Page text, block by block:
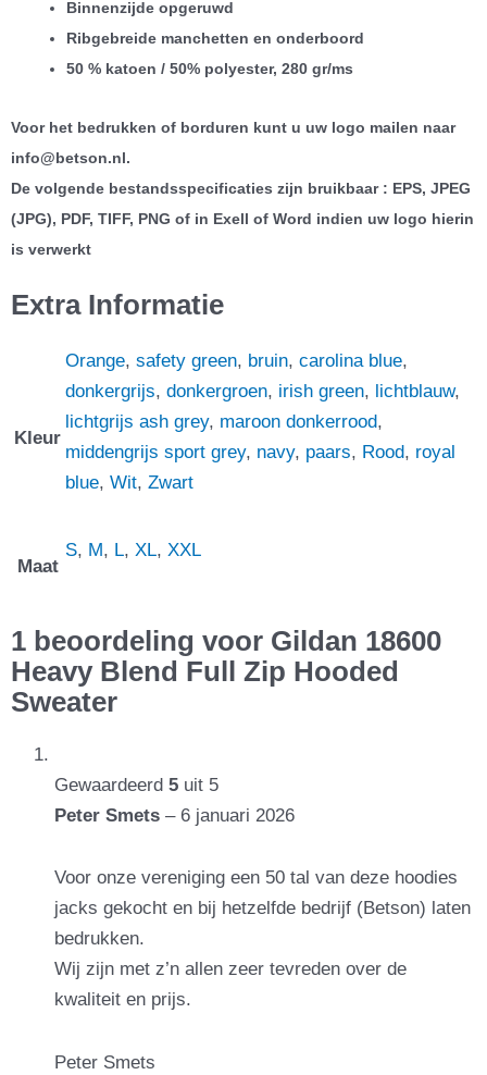
Binnenzijde opgeruwd
Ribgebreide manchetten en onderboord
50 % katoen / 50% polyester, 280 gr/ms
Voor het bedrukken of borduren kunt u uw logo mailen naar
info@betson.nl.
De volgende bestandsspecificaties zijn bruikbaar : EPS, JPEG
(JPG), PDF, TIFF, PNG of in Exell of Word indien uw logo hierin
is verwerkt
Extra Informatie
Kleur
Orange, safety green, bruin, carolina blue,
donkergrijs, donkergroen, irish green, lichtblauw,
lichtgrijs ash grey, maroon donkerrood,
middengrijs sport grey, navy, paars, Rood, royal
blue, Wit, Zwart
Maat
S, M, L, XL, XXL
1 beoordeling voor Gildan 18600
Heavy Blend Full Zip Hooded
Sweater
Gewaardeerd 5 uit 5
Peter Smets – 6 januari 2026
Voor onze vereniging een 50 tal van deze hoodies
jacks gekocht en bij hetzelfde bedrijf (Betson) laten
bedrukken.
Wij zijn met z’n allen zeer tevreden over de
kwaliteit en prijs.
Peter Smets